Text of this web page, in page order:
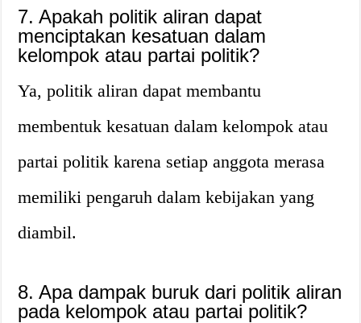
7. Apakah politik aliran dapat
menciptakan kesatuan dalam
kelompok atau partai politik?
Ya, politik aliran dapat membantu
membentuk kesatuan dalam kelompok atau
partai politik karena setiap anggota merasa
memiliki pengaruh dalam kebijakan yang
diambil.
8. Apa dampak buruk dari politik aliran
pada kelompok atau partai politik?